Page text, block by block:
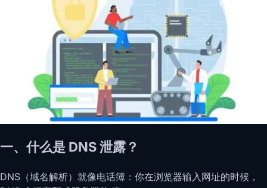
一、什么是 DNS 泄露？
DNS（域名解析）就像电话簿：你在浏览器输入网址的时候，